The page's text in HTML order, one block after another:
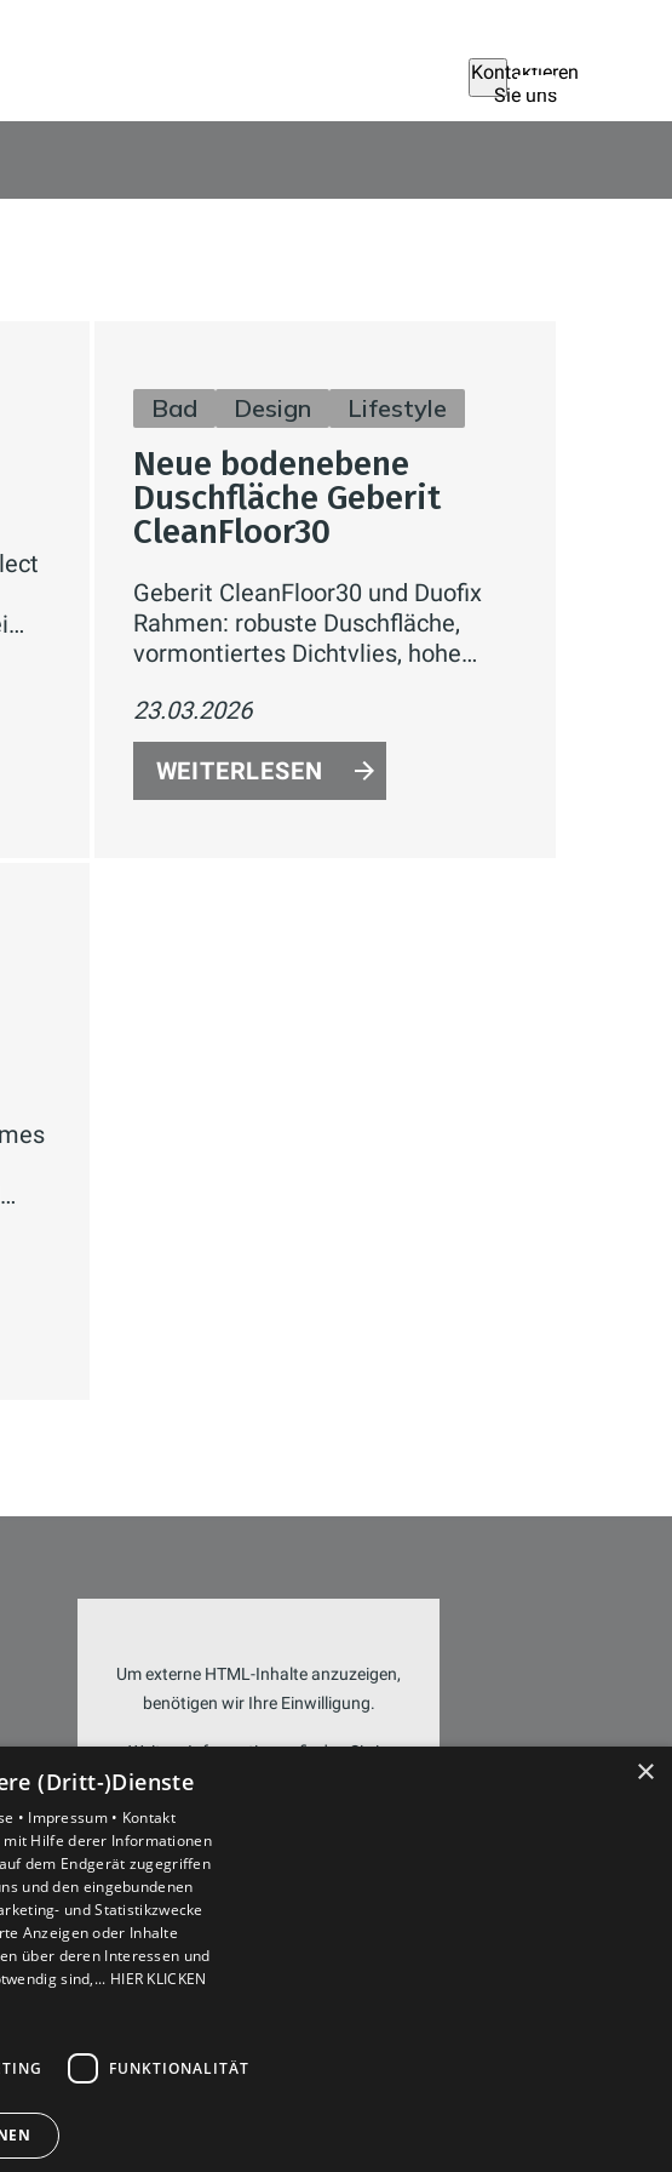
Kontaktieren
Sie uns
Bad Design Lifestyle
Neue bodenebene
Duschfläche Geberit
CleanFloor30
Geberit CleanFloor30 und Duofix
Rahmen: robuste Duschfläche,
vormontiertes Dichtvlies, hohe
Gewerketrennung für effiziente
Duschmontage.
23.03.2026
WEITERLESEN
Um externe HTML-Inhalte anzuzeigen,
benötigen wir Ihre Einwilligung.
Weitere Informationen finden Sie in
unserer
COOKIE-EINSTELLUNGEN
ÖFFNEN
×
(Dritt-)Dienste
• Impressum • Kontakt
mit Hilfe derer Informationen
dem Endgerät zugegriffen
und den eingebundenen
und Statistikzwecke
Anzeigen oder Inhalte
über deren Interessen und
sind,... HIER KLICKEN
FUNKTIONALITÄT